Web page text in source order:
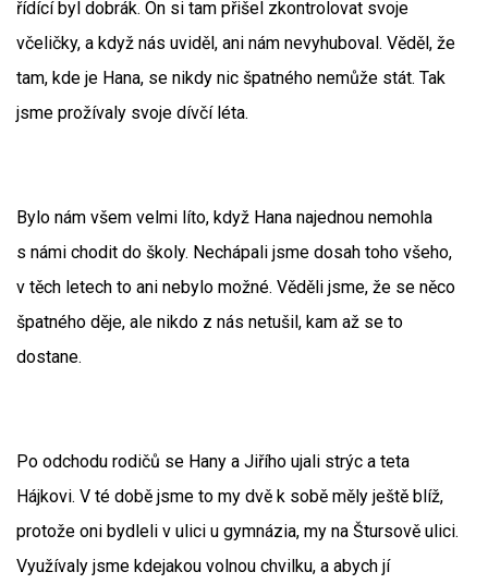
řídící byl dobrák. On si tam přišel zkontrolovat svoje
včeličky, a když nás uviděl, ani nám nevyhuboval. Věděl, že
tam, kde je Hana, se nikdy nic špatného nemůže stát. Tak
jsme prožívaly svoje dívčí léta.
Bylo nám všem velmi líto, když Hana najednou nemohla
s námi chodit do školy. Nechápali jsme dosah toho všeho,
v těch letech to ani nebylo možné. Věděli jsme, že se něco
špatného děje, ale nikdo z nás netušil, kam až se to
dostane.
Po odchodu rodičů se Hany a Jiřího ujali strýc a teta
Hájkovi. V té době jsme to my dvě k sobě měly ještě blíž,
protože oni bydleli v ulici u gymnázia, my na Štursově ulici.
Využívaly jsme kdejakou volnou chvilku, a abych jí